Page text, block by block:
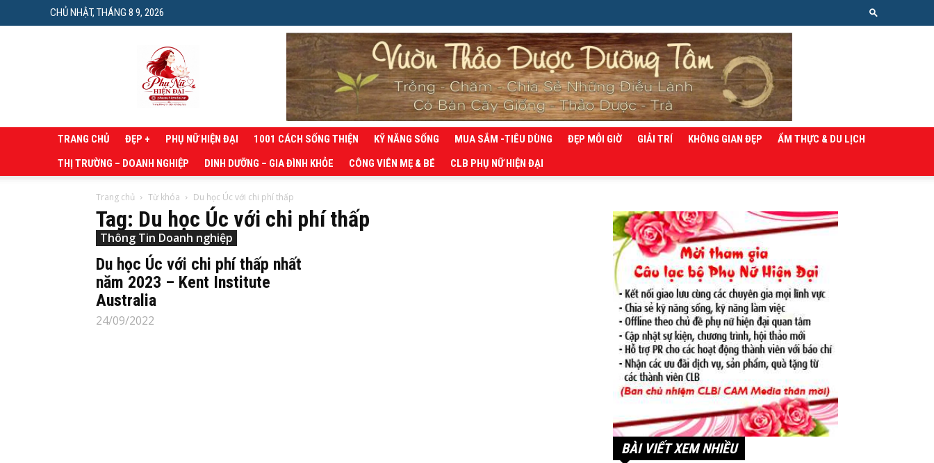
CHỦ NHẬT, THÁNG 8 9, 2026
Phụ
nữ
hiện
đại
TRANG CHỦ ĐẸP + PHỤ NỮ HIỆN ĐẠI 1001 CÁCH SỐNG THIỆN KỸ NĂNG SỐNG MUA SẮM -TIÊU DÙNG ĐẸP MỖI GIỜ GIẢI TRÍ KHÔNG GIAN ĐẸP
ẨM THỰC & DU LỊCH
THỊ TRƯỜNG – DOANH NGHIỆP
DINH DƯỠNG – GIA ĐÌNH KHỎE CÔNG VIÊN MẸ & BÉ CLB PHỤ NỮ HIỆN ĐẠI
Trang chủ Từ khóa Du học Úc với chi phí thấp
Tag: Du học Úc với chi phí thấp
Thông Tin Doanh nghiệp
Du học Úc với chi phí thấp nhất
năm 2023 – Kent Institute
Australia
24/09/2022
BÀI VIẾT XEM NHIỀU